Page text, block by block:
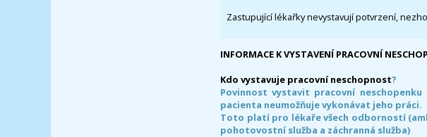
Zastupující lékařky nevystavují potvrzení,
INFORMACE K VYSTAVENÍ PRACOVNÍ
Kdo vystavuje pracovní neschopnost?
Povinnost vystavit pracovní
pacienta neumožňuje vykonávat jeho práci.
Toto platí pro lékaře všech odborností
pohotovostní služba a záchranná služba)